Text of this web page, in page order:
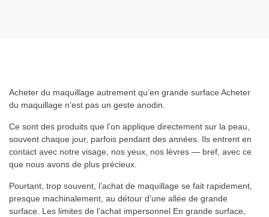
Acheter du maquillage autrement qu’en grande surface Acheter
du maquillage n’est pas un geste anodin.
Ce sont des produits que l’on applique directement sur la peau,
souvent chaque jour, parfois pendant des années. Ils entrent en
contact avec notre visage, nos yeux, nos lèvres — bref, avec ce
que nous avons de plus précieux.
Pourtant, trop souvent, l’achat de maquillage se fait rapidement,
presque machinalement, au détour d’une allée de grande
surface. Les limites de l’achat impersonnel En grande surface,